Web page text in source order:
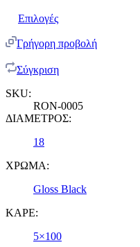
Επιλογές
Γρήγορη προβολή
Σύγκριση
SKU:
RON-0005
ΔΙΑΜΕΤΡΟΣ:
18
ΧΡΩΜΑ:
Gloss Black
ΚΑΡΕ:
5×100